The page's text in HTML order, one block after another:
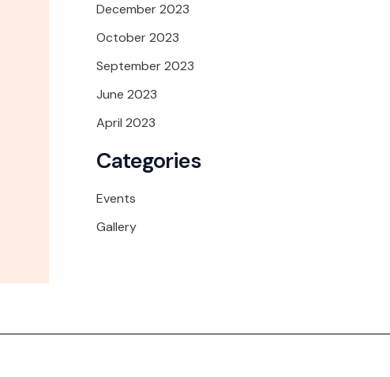
December 2023
October 2023
September 2023
June 2023
April 2023
Categories
Events
Gallery